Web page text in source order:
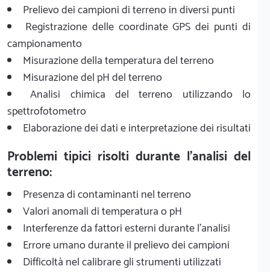
Prelievo dei campioni di terreno in diversi punti
Registrazione delle coordinate GPS dei punti di
campionamento
Misurazione della temperatura del terreno
Misurazione del pH del terreno
Analisi chimica del terreno utilizzando lo
spettrofotometro
Elaborazione dei dati e interpretazione dei risultati
Problemi tipici risolti durante l'analisi del
terreno:
Presenza di contaminanti nel terreno
Valori anomali di temperatura o pH
Interferenze da fattori esterni durante l'analisi
Errore umano durante il prelievo dei campioni
Difficoltà nel calibrare gli strumenti utilizzati